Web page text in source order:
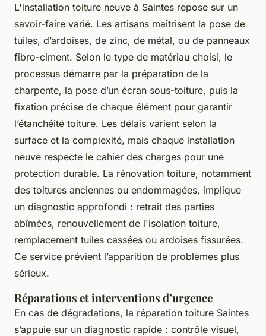
L'installation toiture neuve à Saintes repose sur un
savoir-faire varié. Les artisans maîtrisent la pose de
tuiles, d’ardoises, de zinc, de métal, ou de panneaux
fibro-ciment. Selon le type de matériau choisi, le
processus démarre par la préparation de la
charpente, la pose d’un écran sous-toiture, puis la
fixation précise de chaque élément pour garantir
l’étanchéité toiture. Les délais varient selon la
surface et la complexité, mais chaque installation
neuve respecte le cahier des charges pour une
protection durable. La rénovation toiture, notamment
des toitures anciennes ou endommagées, implique
un diagnostic approfondi : retrait des parties
abîmées, renouvellement de l'isolation toiture,
remplacement tuiles cassées ou ardoises fissurées.
Ce service prévient l’apparition de problèmes plus
sérieux.
Réparations et interventions d’urgence
En cas de dégradations, la réparation toiture Saintes
s’appuie sur un diagnostic rapide : contrôle visuel,